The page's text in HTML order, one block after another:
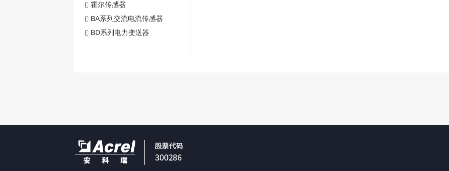
霍尔传感器
BA系列交流电流传感器
BD系列电力变送器